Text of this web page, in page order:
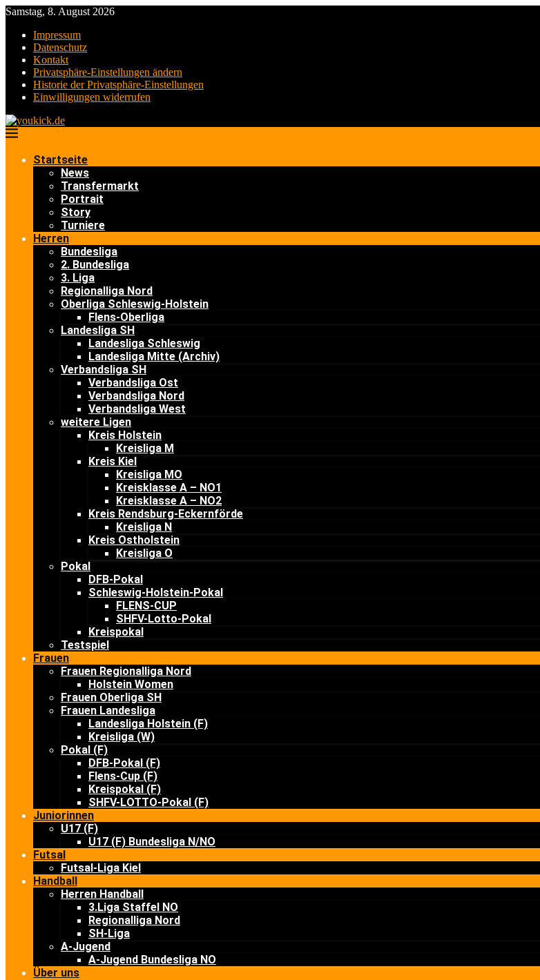
Samstag, 8. August 2026
Impressum
Datenschutz
Kontakt
Privatsphäre-Einstellungen ändern
Historie der Privatsphäre-Einstellungen
Einwilligungen widerrufen
Startseite
News
Transfermarkt
Portrait
Story
Turniere
Herren
Bundesliga
2. Bundesliga
3. Liga
Regionalliga Nord
Oberliga Schleswig-Holstein
Flens-Oberliga
Landesliga SH
Landesliga Schleswig
Landesliga Mitte (Archiv)
Verbandsliga SH
Verbandsliga Ost
Verbandsliga Nord
Verbandsliga West
weitere Ligen
Kreis Holstein
Kreisliga M
Kreis Kiel
Kreisliga MO
Kreisklasse A – NO1
Kreisklasse A – NO2
Kreis Rendsburg-Eckernförde
Kreisliga N
Kreis Ostholstein
Kreisliga O
Pokal
DFB-Pokal
Schleswig-Holstein-Pokal
FLENS-CUP
SHFV-Lotto-Pokal
Kreispokal
Testspiel
Frauen
Frauen Regionalliga Nord
Holstein Women
Frauen Oberliga SH
Frauen Landesliga
Landesliga Holstein (F)
Kreisliga (W)
Pokal (F)
DFB-Pokal (F)
Flens-Cup (F)
Kreispokal (F)
SHFV-LOTTO-Pokal (F)
Juniorinnen
U17 (F)
U17 (F) Bundesliga N/NO
Futsal
Futsal-Liga Kiel
Handball
Herren Handball
3.Liga Staffel NO
Regionalliga Nord
SH-Liga
A-Jugend
A-Jugend Bundesliga NO
Über uns